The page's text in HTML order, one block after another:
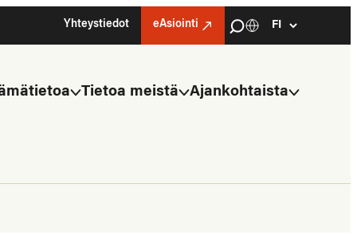
Yhteystiedot eAsiointi
Haku
Kielivalinta
Select
Tietoa meistä Ajankohtaista